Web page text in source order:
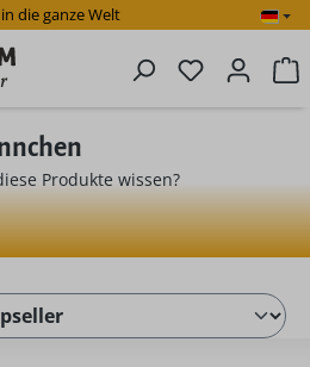
die ganze Welt
Du hast 0
Produkte wissen?